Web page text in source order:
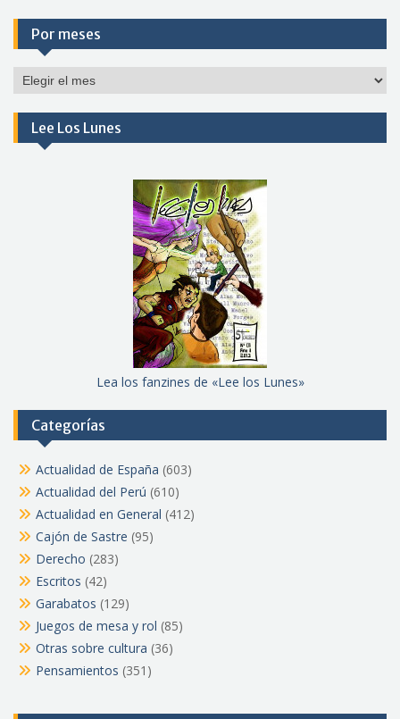
Por meses
Por
Lee Los Lunes
Lea los fanzines de «Lee los Lunes»
Categorías
Actualidad de España (603)
Actualidad del Perú (610)
Actualidad en General (412)
Cajón de Sastre (95)
Derecho (283)
Escritos (42)
Garabatos (129)
Juegos de mesa y rol (85)
Otras sobre cultura (36)
Pensamientos (351)